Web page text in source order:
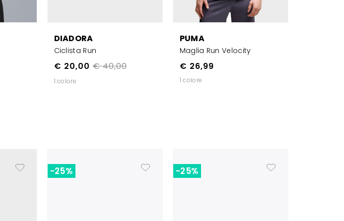
DIADORA
Ciclista Run
€ 40,00
€ 20,00
1 colore
PUMA
Maglia Run Velocity
€ 26,99
1 colore
-25% -25%